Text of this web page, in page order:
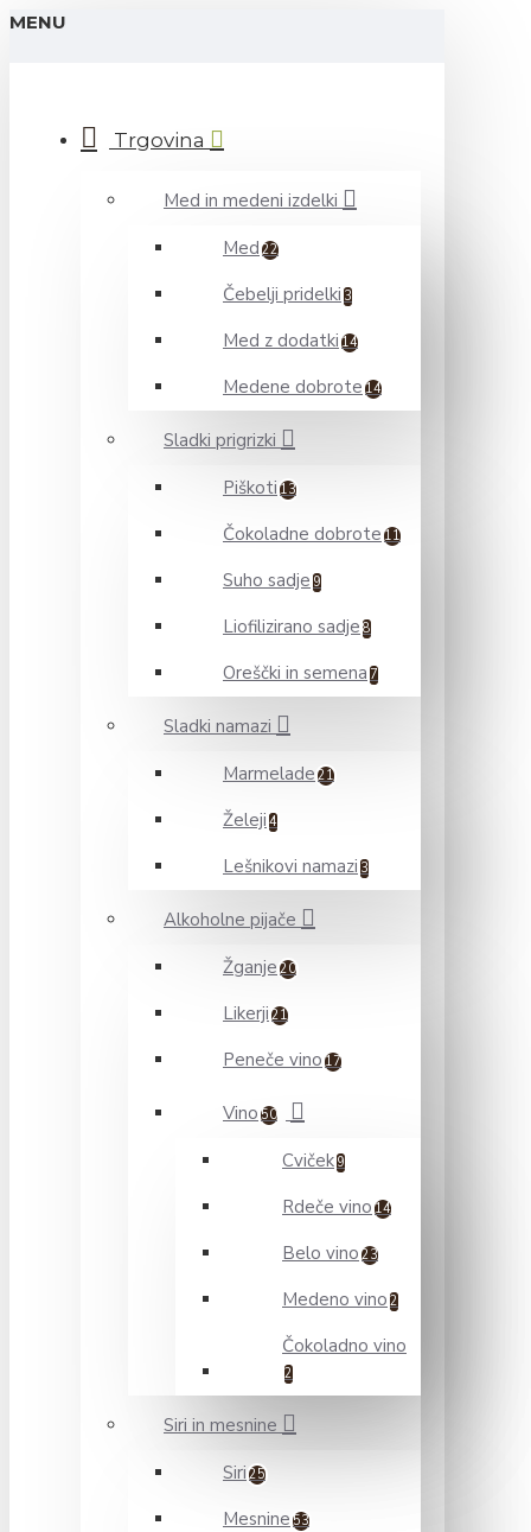
MENU
Trgovina
Med in medeni izdelki
Med 22
Čebelji pridelki 3
Med z dodatki 14
Medene dobrote 14
Sladki prigrizki
Piškoti 13
Čokoladne dobrote 11
Suho sadje 9
Liofilizirano sadje 8
Oreščki in semena 7
Sladki namazi
Marmelade 21
Želeji 4
Lešnikovi namazi 3
Alkoholne pijače
Žganje 20
Likerji 21
Peneče vino 17
Vino 50
Cviček 9
Rdeče vino 14
Belo vino 23
Medeno vino 2
Čokoladno vino
2
Siri in mesnine
Siri 25
Mesnine 53